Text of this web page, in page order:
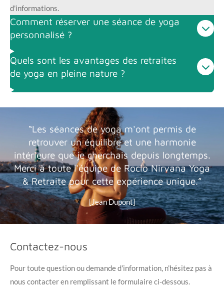
d'informations.
Comment réserver une séance de yoga
personnalisé ?
Quels sont les avantages des retraites
de yoga en pleine nature ?
“Les séances de yoga m'ont permis de
retrouver un équilibre et une harmonie
intérieure que je cherchais depuis longtemps.
Merci à toute l'équipe de Rocio Nirvana Yoga
& Retraite pour cette expérience unique.”
[Jean Dupont]
Contactez-nous
Pour toute question ou demande d'information, n'hésitez pas à
nous contacter en remplissant le formulaire ci-dessous.